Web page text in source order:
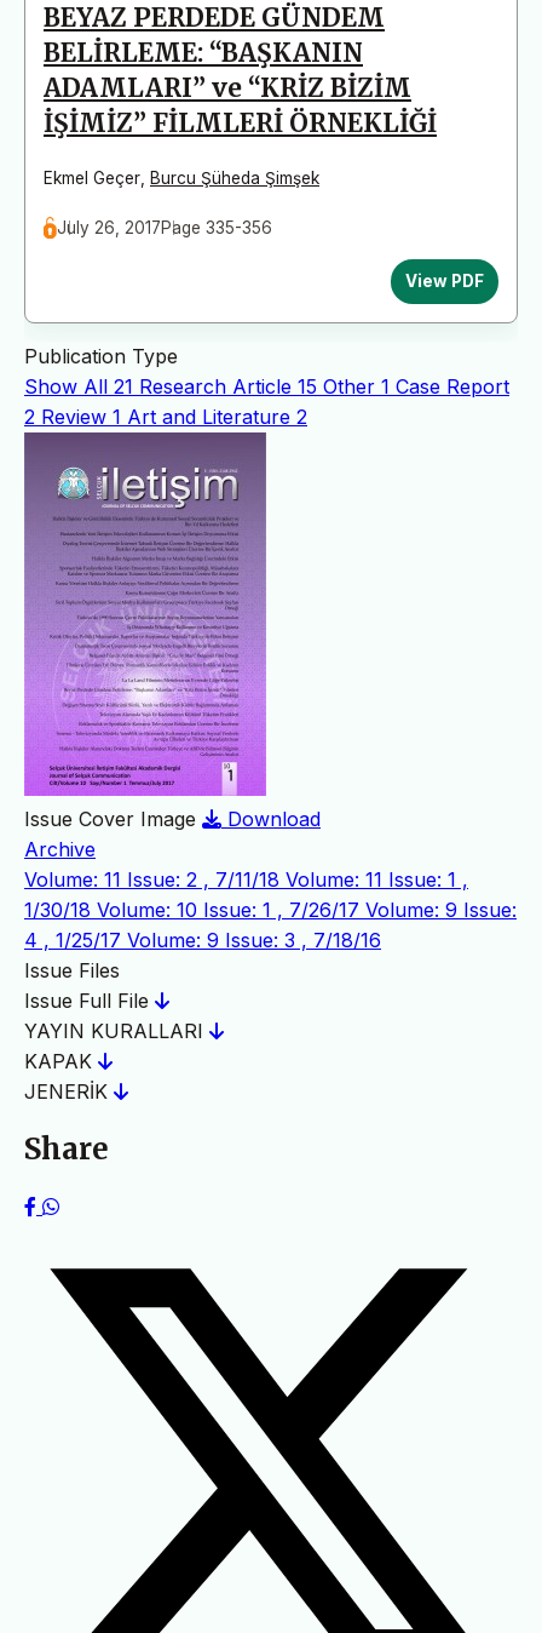
BEYAZ PERDEDE GÜNDEM
BELİRLEME: “BAŞKANIN
ADAMLARI” ve “KRİZ BİZİM
İŞİMİZ” FİLMLERİ ÖRNEKLİĞİ
Ekmel Geçer Burcu Şüheda Şimşek
July 26, 2017Page 335-356
View PDF
Publication Type
Show All 21 Research Article 15 Other 1 Case Report
2 Review 1 Art and Literature 2
Issue Cover Image
Download
Archive
Volume: 11 Issue: 2 , 7/11/18 Volume: 11 Issue: 1 ,
1/30/18 Volume: 10 Issue: 1 , 7/26/17 Volume: 9 Issue:
4 , 1/25/17 Volume: 9 Issue: 3 , 7/18/16
Issue Files
Issue Full File
YAYIN KURALLARI
KAPAK
JENERİK
Share